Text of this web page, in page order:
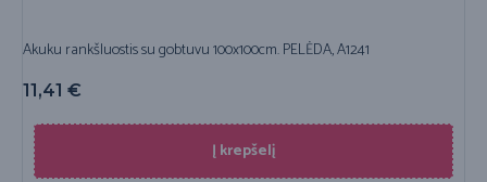
Akuku rankšluostis su gobtuvu 100x100cm. PELĖDA, A1241
11,41 €
Į krepšelį